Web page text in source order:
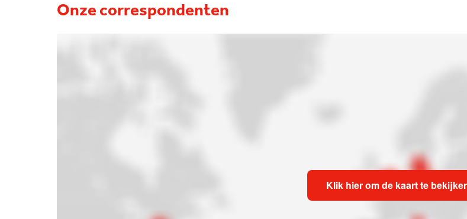
Onze correspondenten
Klik hier om de kaart te